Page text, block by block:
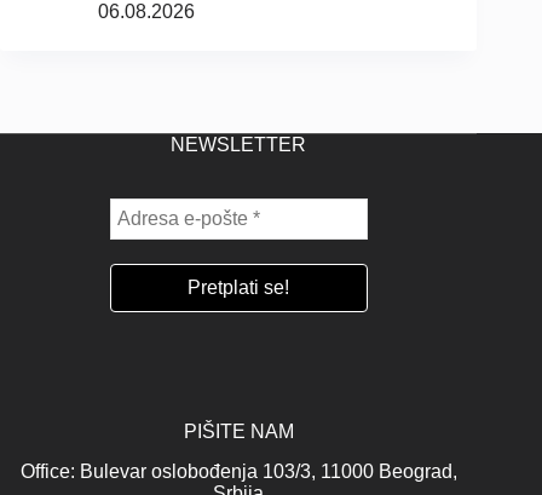
06.08.2026
NEWSLETTER
PIŠITE NAM
Office: Bulevar oslobođenja 103/3, 11000 Beograd,